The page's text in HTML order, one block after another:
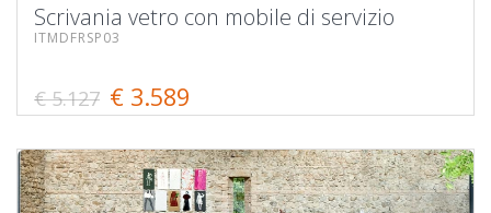
Scrivania vetro con mobile di servizio
ITMDFRSP03
€ 5.127 € 3.589